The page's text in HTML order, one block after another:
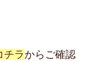
チラからご確認